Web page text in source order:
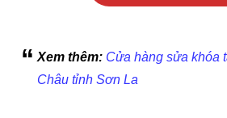
Xem thêm: Cửa hàng sửa khóa
Châu tỉnh Sơn La